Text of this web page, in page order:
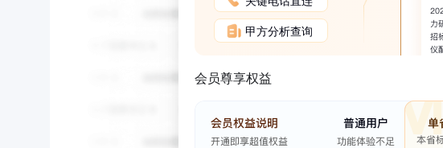
甲方分析查询
会员尊享权益